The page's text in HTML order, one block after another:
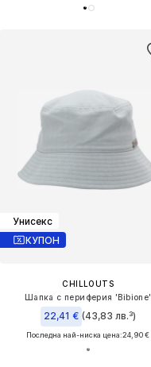
Унисекс
КУПОН
CHILLOUTS
Шапка с периферия 'Bibione'
22,41 € (43,83 лв.³)
Последна най-ниска цена:24,90 €